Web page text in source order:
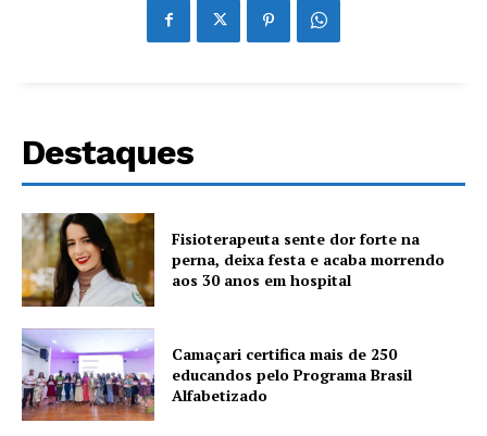
Destaques
Fisioterapeuta sente dor forte na
perna, deixa festa e acaba morrendo
aos 30 anos em hospital
Camaçari certifica mais de 250
educandos pelo Programa Brasil
Alfabetizado